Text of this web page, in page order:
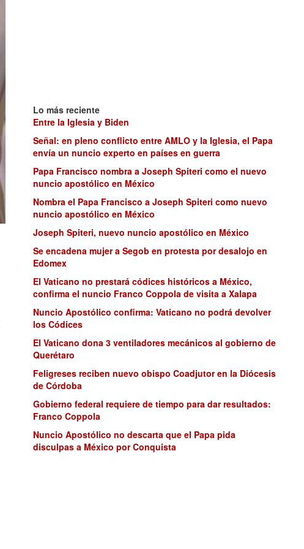
Lo más reciente
Entre la Iglesia y Biden
Señal: en pleno conflicto entre AMLO y la Iglesia, el Papa
envía un nuncio experto en países en guerra
Papa Francisco nombra a Joseph Spiteri como el nuevo
nuncio apostólico en México
Nombra el Papa Francisco a Joseph Spiteri como nuevo
nuncio apostólico en México
Joseph Spiteri, nuevo nuncio apostólico en México
Se encadena mujer a Segob en protesta por desalojo en
Edomex
El Vaticano no prestará códices históricos a México,
confirma el nuncio Franco Coppola de visita a Xalapa
Nuncio Apostólico confirma: Vaticano no podrá devolver
los Códices
El Vaticano dona 3 ventiladores mecánicos al gobierno de
Querétaro
Feligreses reciben nuevo obispo Coadjutor en la Diócesis
de Córdoba
Gobierno federal requiere de tiempo para dar resultados:
Franco Coppola
Nuncio Apostólico no descarta que el Papa pida
disculpas a México por Conquista